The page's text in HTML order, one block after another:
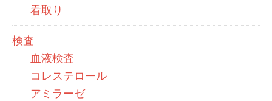
看取り
検査
血液検査
コレステロール
アミラーゼ